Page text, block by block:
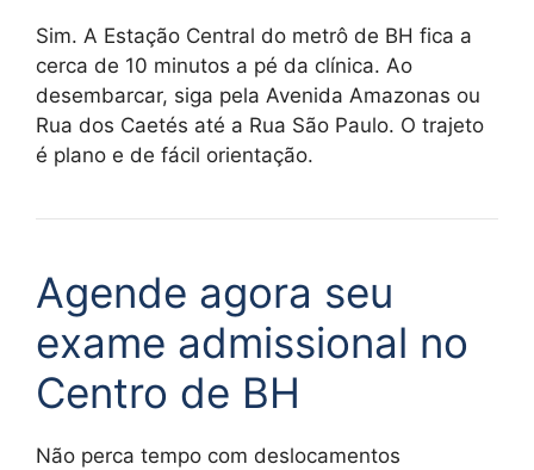
Sim. A Estação Central do metrô de BH fica a
cerca de 10 minutos a pé da clínica. Ao
desembarcar, siga pela Avenida Amazonas ou
Rua dos Caetés até a Rua São Paulo. O trajeto
é plano e de fácil orientação.
Agende agora seu
exame admissional no
Centro de BH
Não perca tempo com deslocamentos